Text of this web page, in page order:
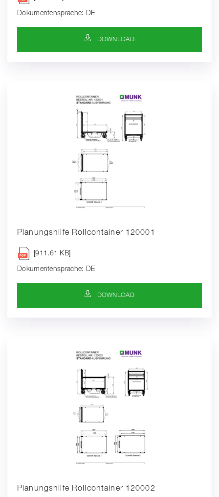
Dokumentensprache: DE
DOWNLOAD-SYMBOL
DOWNLOAD
Planungshilfe Rollcontainer 120001
[911.61 KB]
Dokumentensprache: DE
DOWNLOAD-SYMBOL
DOWNLOAD
Planungshilfe Rollcontainer 120002